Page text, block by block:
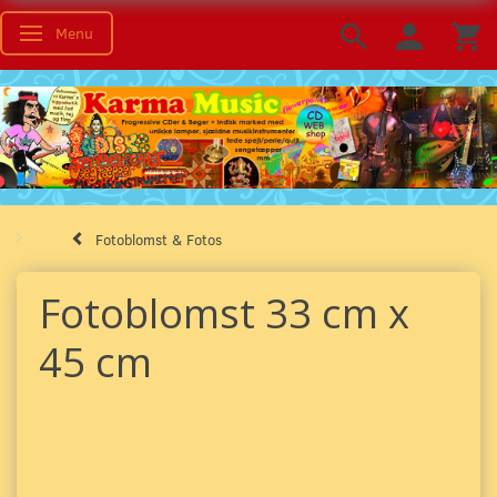
Toggle navigation
Menu
Fotoblomst & Fotos
Fotoblomst 33 cm x
45 cm